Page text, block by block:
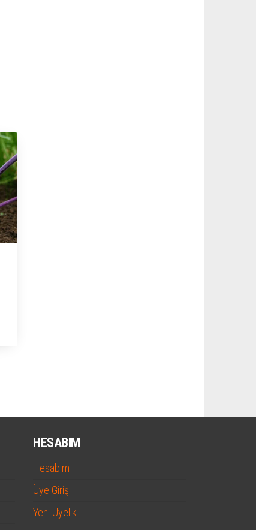
HESABIM
Hesabım
Üye Girişi
Yeni Üyelik